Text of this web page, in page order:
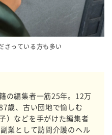
さっている方も多い
の編集者一筋25年。12万
歳、古い団地で愉しむ
）などを手がけた編集者
業として訪問介護のヘル